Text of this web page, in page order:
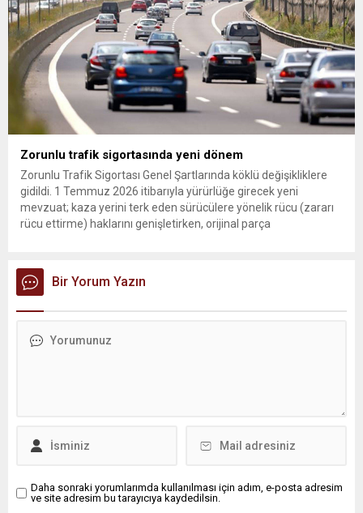
Zorunlu trafik sigortasında yeni dönem
Zorunlu Trafik Sigortası Genel Şartlarında köklü değişikliklere
gidildi. 1 Temmuz 2026 itibarıyla yürürlüğe girecek yeni
mevzuat; kaza yerini terk eden sürücülere yönelik rücu (zararı
rücu ettirme) haklarını genişletirken, orijinal parça
getiriyor. Hazine Müsteşarlığına bağlı ilgili kurumlarca...
Bir Yorum Yazın
Daha sonraki yorumlarımda kullanılması için adım, e-posta adresim
ve site adresim bu tarayıcıya kaydedilsin.